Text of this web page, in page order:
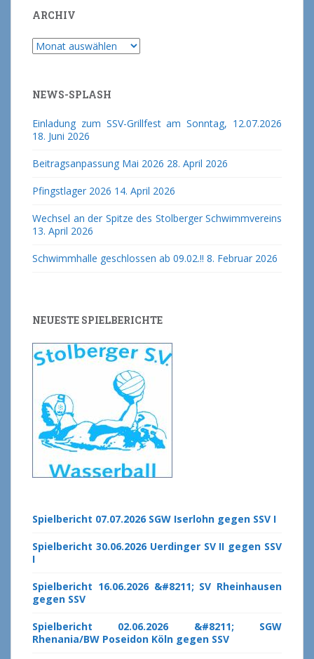
ARCHIV
Archiv
NEWS-SPLASH
Einladung zum SSV-Grillfest am Sonntag, 12.07.2026
18. Juni 2026
Beitragsanpassung Mai 2026 28. April 2026
Pfingstlager 2026 14. April 2026
Wechsel an der Spitze des Stolberger Schwimmvereins
13. April 2026
Schwimmhalle geschlossen ab 09.02.!! 8. Februar 2026
NEUESTE SPIELBERICHTE
Spielbericht 07.07.2026 SGW Iserlohn gegen SSV I
Spielbericht 30.06.2026 Uerdinger SV II gegen SSV
I
Spielbericht 16.06.2026 &#8211; SV Rheinhausen
gegen SSV
Spielbericht 02.06.2026 &#8211; SGW
Rhenania/BW Poseidon Köln gegen SSV